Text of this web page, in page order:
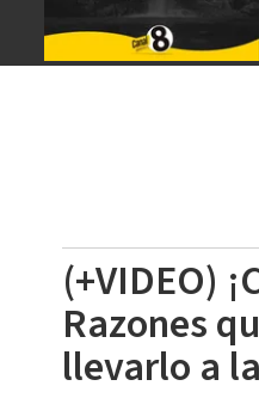
(+VIDEO)
Razones
llevarlo a